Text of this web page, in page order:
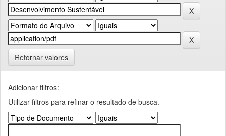
Retornar valores
Adicionar filtros:
Utilizar filtros para refinar o resultado de busca.